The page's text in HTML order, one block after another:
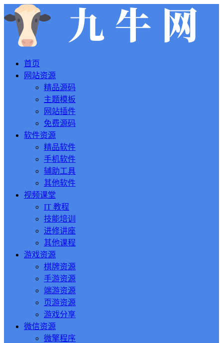
首页
网站资源
精品源码
主题模板
网站插件
免费源码
软件资源
精品软件
手机软件
辅助工具
其他软件
视频课堂
IT 教程
技能培训
进修讲座
其他课程
游戏资源
棋牌资源
手游资源
端游资源
页游资源
游戏分享
微信资源
微擎程序